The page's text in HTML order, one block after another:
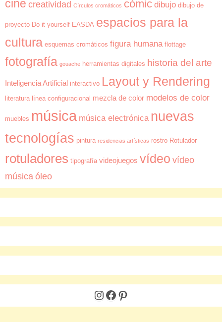
cine creatividad Círculos cromáticos cómic dibujo dibujo de
proyecto Do it yourself EASDA espacios para la
cultura esquemas cromáticos figura humana flottage
fotografía gouache herramientas digitales historia del arte
Inteligencia Artificial interactivo Layout y Rendering
literatura línea configuracional mezcla de color modelos de color
muebles música música electrónica nuevas
tecnologías pintura residencias artísticas rostro Rotulador
rotuladores tipografía videojuegos vídeo vídeo
música óleo
Instagram
Facebook
Pinterest